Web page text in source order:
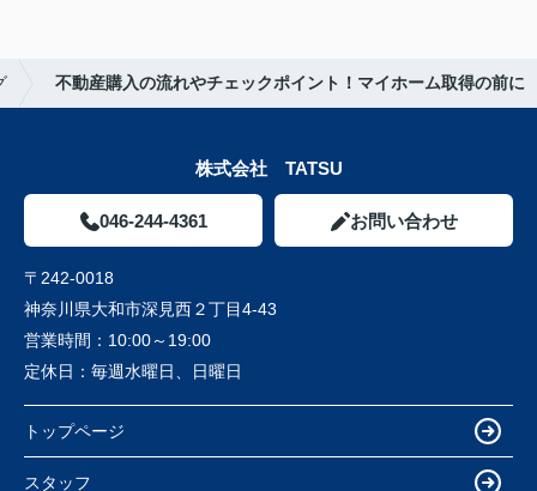
不動産購入の流れやチェックポイント！マイホーム取得の前に
株式会社 TATSU
046-244-4361 お問い合わせ
〒242-0018
神奈川県大和市深見西２丁目4-43
営業時間： 10:00～19:00
定休日： 毎週水曜日、日曜日
トップページ
スタッフ